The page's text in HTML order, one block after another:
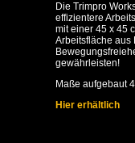
Die Trimpro
effizientere
mit einer 45 x 45
Arbeitsfläche aus
gewährleisten!
Maße aufgebaut
Hier erhältlich